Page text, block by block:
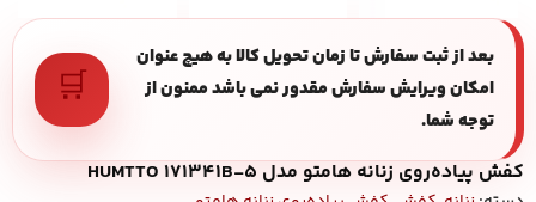
بعد از ثبت سفارش تا زمان تحویل کالا به هیچ عنوان
امکان ویرایش سفارش مقدور نمی باشد ممنون از
توجه شما.
🛒
کفش پیاده‌روی زنانه هامتو مدل HUMTTO 171341B-5